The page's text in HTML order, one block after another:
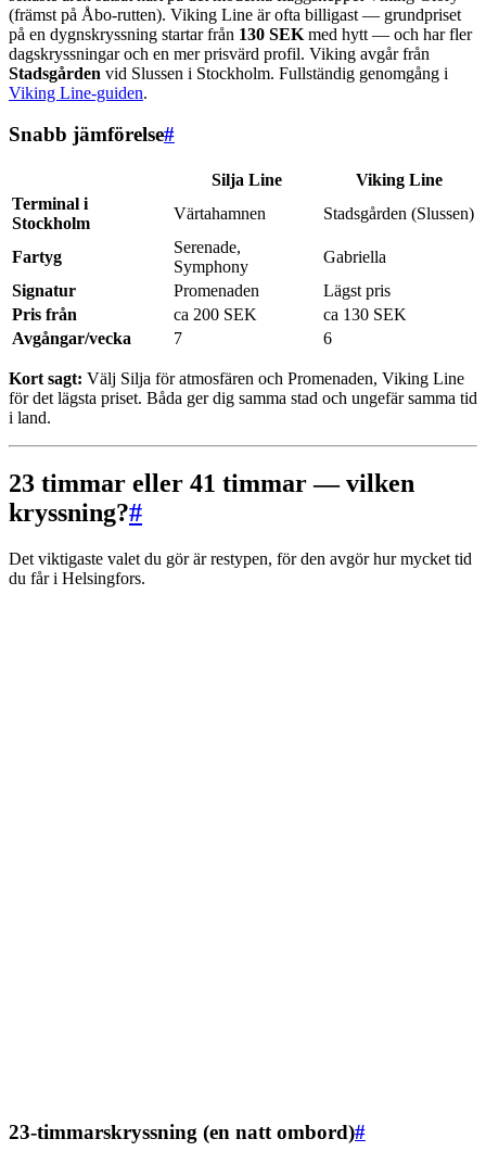
(främst på Åbo-rutten). Viking Line är ofta billigast — grundpriset
på en dygnskryssning startar från 130 SEK med hytt — och har fler
dagskryssningar och en mer prisvärd profil. Viking avgår från
Stadsgården vid Slussen i Stockholm. Fullständig genomgång i
Viking Line-guiden.
Snabb jämförelse#
Silja Line
Viking Line
Terminal i
Stockholm
Värtahamnen Stadsgården (Slussen)
Fartyg
Serenade,
Symphony
Gabriella
Signatur
Promenaden
Lägst pris
Pris från
ca 200 SEK
ca 130 SEK
Avgångar/vecka
7 6
Kort sagt: Välj Silja för atmosfären och Promenaden, Viking Line
för det lägsta priset. Båda ger dig samma stad och ungefär samma tid
i land.
23 timmar eller 41 timmar — vilken
kryssning?#
Det viktigaste valet du gör är restypen, för den avgör hur mycket tid
du får i Helsingfors.
23-timmarskryssning (en natt ombord)#